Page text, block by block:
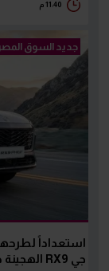
11:40 م
جديد السوق
استعداداً
جي RX9 الهجينة ذات السبعة مقاعد